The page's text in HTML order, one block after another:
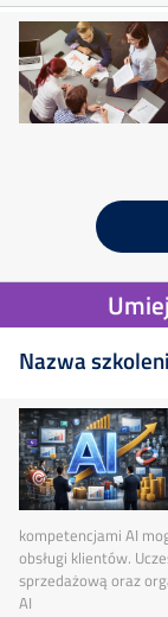
Nazwa
kompetencjami AI
obsługi klientów.
sprzedażową oraz
AI